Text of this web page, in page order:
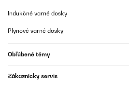
Indukčné varné dosky
Plynové varné dosky
Obľúbené témy
Zákaznícky servis